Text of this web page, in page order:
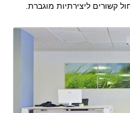
קשורים ליצירתיות מוגברת.